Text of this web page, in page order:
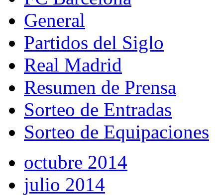
General
Partidos del Siglo
Real Madrid
Resumen de Prensa
Sorteo de Entradas
Sorteo de Equipaciones
octubre 2014
julio 2014